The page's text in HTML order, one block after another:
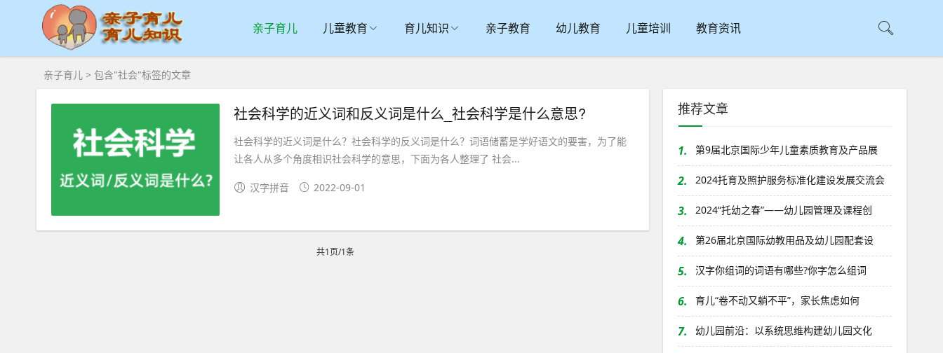
亲子育儿 儿童教育 育儿知识 亲子教育 幼儿教育 儿童培训 教育资讯
亲子育儿 > 包含"社会"标签的文章
社会科学的近义词和反义词是什么_社会科学是什么意思?
社会科学的近义词是什么？社会科学的反义词是什么？词语储蓄是学好语文的要害，为了能
让各人从多个角度相识社会科学的意思，下面为各人整理了 社会...
汉字拼音 2022-09-01
共1页/1条
推荐文章
1. 第9届北京国际少年儿童素质教育及产品展
2. 2024托育及照护服务标准化建设发展交流会
3. 2024“托幼之春”——幼儿园管理及课程创
4. 第26届北京国际幼教用品及幼儿园配套设
5. 汉字你组词的词语有哪些?你字怎么组词
6. 育儿“卷不动又躺不平”，家长焦虑如何
7. 幼儿园前沿：以系统思维构建幼儿园文化